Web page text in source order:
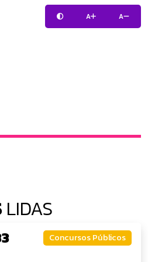
A A
LIDAS
Concursos Públicos